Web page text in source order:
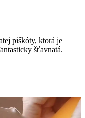
piškóty, ktorá je
šťavnatá.